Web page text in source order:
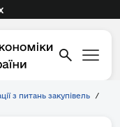
з питань закупівель
/